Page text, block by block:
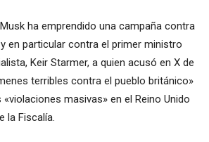
ha emprendido una campaña contra
en particular contra el primer ministro
Keir Starmer, a quien acusó en X de
terribles contra el pueblo británico»
masivas» en el Reino Unido
la Fiscalía.